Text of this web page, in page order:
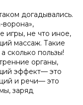
догадывались.
не что иное,
массаж. Такие
сколько пользы!
органы,
эффект— это
и речи— это
заряд